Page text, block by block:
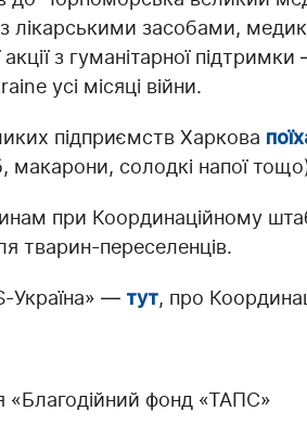
лікарськими засобами,
з гуманітарної
усі місяці війни.
підприємств Харкова
макарони, солодкі напої
при Координаційному
тварин-переселенців.
Україна» — тут, про
«Благодійний фонд «ТАПС»